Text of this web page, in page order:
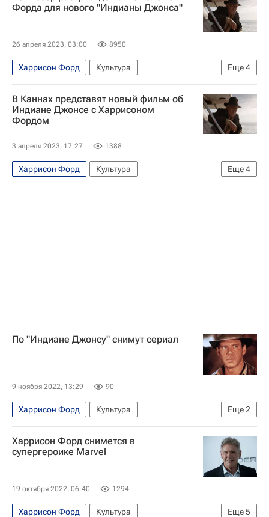
Форда для нового "Индианы Джонса"
26 апреля 2023, 03:00 8950
Еще4
Харрисон Форд
Культура
Новости культуры
Знаменитости
звезды
Кино
В Каннах представят новый фильм об
Индиане Джонсе с Харрисоном
Фордом
3 апреля 2023, 17:27 1388
Еще4
Харрисон Форд
Культура
Новости культуры
Канны
По "Индиане Джонсу" снимут сериал
9 ноября 2022, 13:29 90
Еще2
Харрисон Форд
Культура
Новости культуры
Кино
Харрисон Форд снимется в
супергероике Marvel
19 октября 2022, 06:40 1294
Еще5
Харрисон Форд
Культура